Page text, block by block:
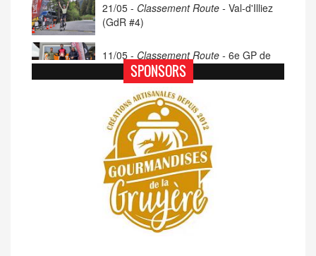
21/05 - Classement Route - Val-d'Illiez
(GdR #4)
11/05 - Classement Route - 6e GP de
Porsel (TdC #4)
07/05 -Classement Route -
Pléiades (GdR #3)
23/04 -Classement Route -
Moléson (TdC #3)
14/04 -Photos -Les photos du 5e GP
de Semsales
SPONSORS